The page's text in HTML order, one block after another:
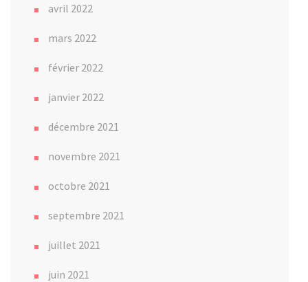
avril 2022
mars 2022
février 2022
janvier 2022
décembre 2021
novembre 2021
octobre 2021
septembre 2021
juillet 2021
juin 2021